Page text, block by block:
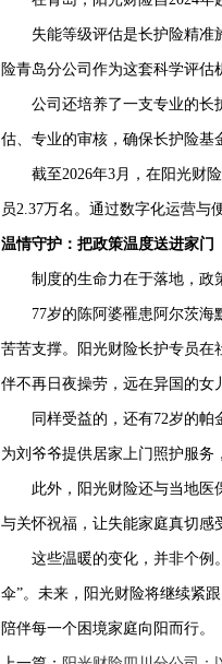
失能等级评估是长护险精准施
险青岛分公司作为这套科学评估
公司还培养了一支专业的长护
估、专业的审核，确保长护险基
截至2026年3月，在阳光财险
员2.37万名。通过数字化运营与
温情守护：把政策温度送进家门
制度的生命力在于落地，政策
77岁的陈阿婆罹患阿尔茨海默
苦苦支撑。阳光财险长护专员在
伴不再日夜操劳，远在异国的女
同样受益的，还有72岁的帕金
为刘爷爷提供居家上门照护服务
此外，阳光财险还与当地医保
与关怀祝福，让失能家庭真切感
这些温暖的变化，并非个例。
伞”。未来，阳光财险将继续紧
陪伴每一个困境家庭向阳而行。